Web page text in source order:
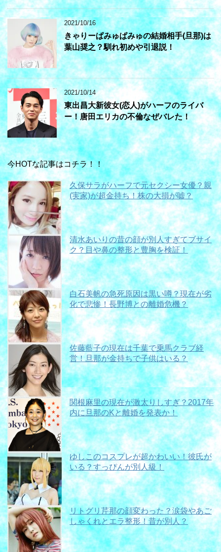
2021/10/16
きゃりーぱみゅぱみゅの結婚相手(旦那)は
葉山奨之？馴れ初めや引退説！
2021/10/14
東出昌大新彼女(恋人)がハーフのライバ
ー！唐田エリカの不倫なぜバレた！
今HOTな記事はコチラ！！
久保サラがハーフで元セクシー女優？親
(実家)が超金持ち！株の大損が嘘？
清水あいりの昔の顔が別人すぎてブサイ
ク？目や鼻の整形と豊胸を検証！
白石美帆の急死原因は黒い噂？現在が劣
化で悲惨！長野博との離婚危機？
佐藤藍子の現在は千葉で乗馬クラブ経
営！旦那が金持ちで子供はいる？
関根麻里の現在が激太りしすぎ？2017年
内に旦那のKと離婚を発表か！
ゆしこのコスプレが超かわいい！彼氏が
いる？すっぴんが別人級！
リトグリ芹那の顔変わった？涙袋やあご
しゃくれとエラ整形！昔が別人？